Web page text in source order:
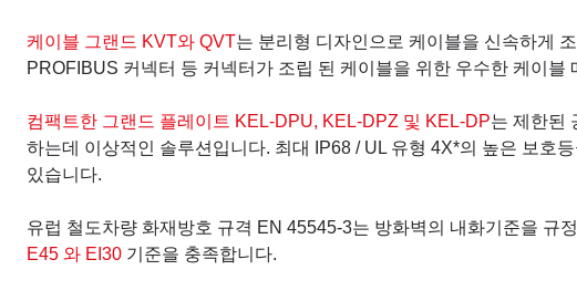
케이블 그랜드 KVT와 QVT는 분리형 디자인으로 케이블을 신속하게
PROFIBUS 커넥터 등 커넥터가 조립 된 케이블을 위한 우수한 케이블
컴팩트한 그랜드 플레이트 KEL-DPU, KEL-DPZ 및 KEL-DP는 제한된
하는데 이상적인 솔루션입니다. 최대 IP68 / UL 유형 4X*의 높은 보호
있습니다.
유럽 철도차량 화재방호 규격 EN 45545-3는 방화벽의 내화기준을 규
E45 와 EI30 기준을 충족합니다.